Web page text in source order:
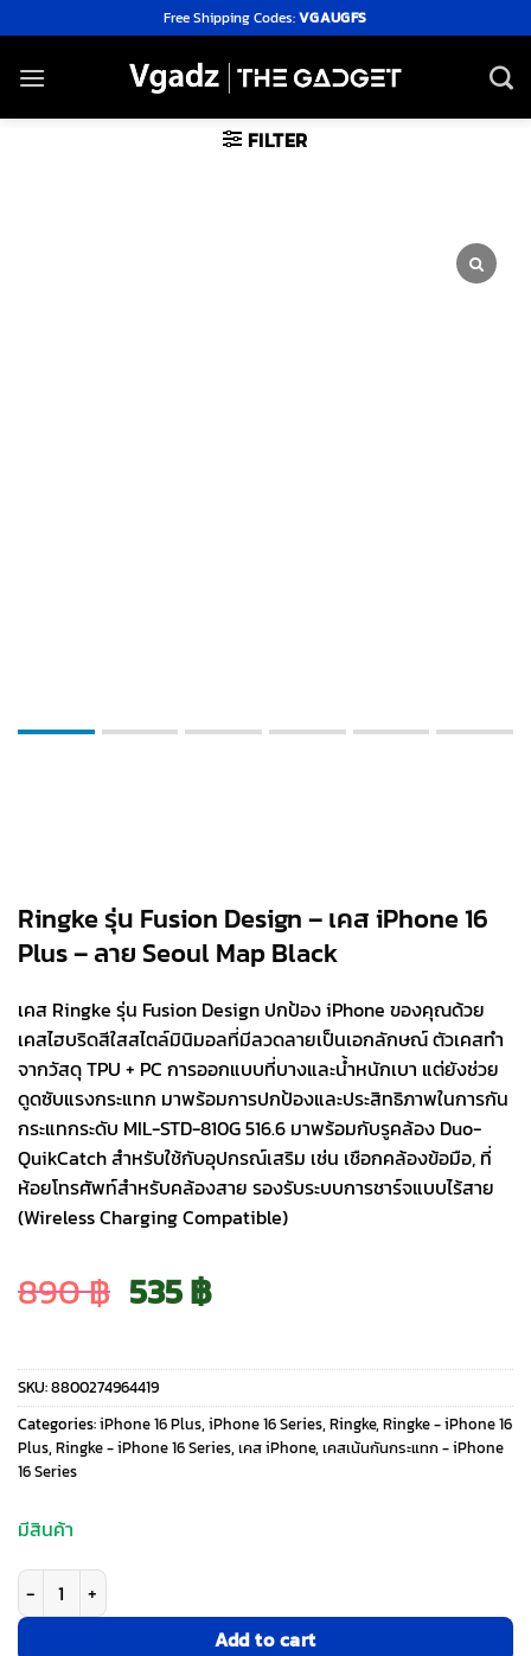
to
content
Free Shipping Codes:VGAUGFS
FILTER
Ringke รุ่น Fusion Design – เคส iPhone 16
Plus – ลาย Seoul Map Black
เคส Ringke รุ่น Fusion Design ปกป้อง iPhone ของคุณด้วย
เคสไฮบริดสีใสสไตล์มินิมอลที่มีลวดลายเป็นเอกลักษณ์ ตัวเคสทำ
จากวัสดุ TPU + PC การออกแบบที่บางและน้ำหนักเบา แต่ยังช่วย
ดูดซับแรงกระแทก มาพร้อมการปกป้องและประสิทธิภาพในการกัน
กระแทกระดับ MIL-STD-810G 516.6 มาพร้อมกับรูคล้อง Duo-
QuikCatch สำหรับใช้กับอุปกรณ์เสริม เช่น เชือกคล้องข้อมือ, ที่
ห้อยโทรศัพท์สำหรับคล้องสาย รองรับระบบการชาร์จแบบไร้สาย
(Wireless Charging Compatible)
890฿ Original
price
was:
535฿Current
price
is:
SKU:8800274964419
Categories:iPhone 16 Plus, iPhone 16 Series, Ringke, Ringke - iPhone 16
Plus, Ringke - iPhone 16 Series, เคส iPhone, เคสเน้นกันกระแทก - iPhone
16 Series
มีสินค้า
จำนวน Ringke รุ่น Fusion Design - เคส iPhone 16 Plus - ลาย Seoul
Add to cart